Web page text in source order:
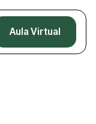
Aula Virtual